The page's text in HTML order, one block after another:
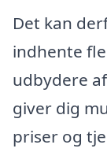
Det kan
indhente
udbydere
giver dig
priser og